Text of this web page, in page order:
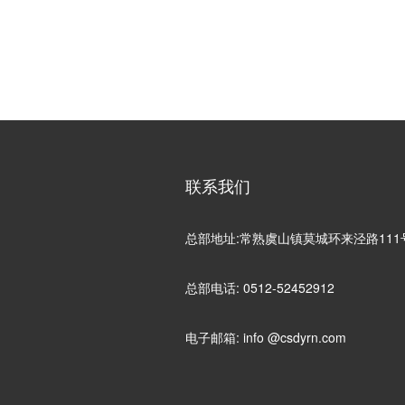
联系我们
总部地址:常熟虞山镇莫城环来泾路111
总部电话: 0512-52452912
电子邮箱: info @csdyrn.com